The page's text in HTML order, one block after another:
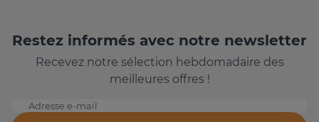
Restez informés avec notre newsletter
Recevez notre sélection hebdomadaire des
meilleures offres !
Adresse e-mail